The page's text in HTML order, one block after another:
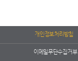
개인정보처리방침
이메일무단수집거부